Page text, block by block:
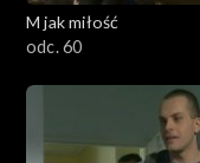
M jak miłość
odc. 60